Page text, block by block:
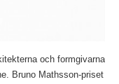
och formgivarna
Bruno Mathsson-priset